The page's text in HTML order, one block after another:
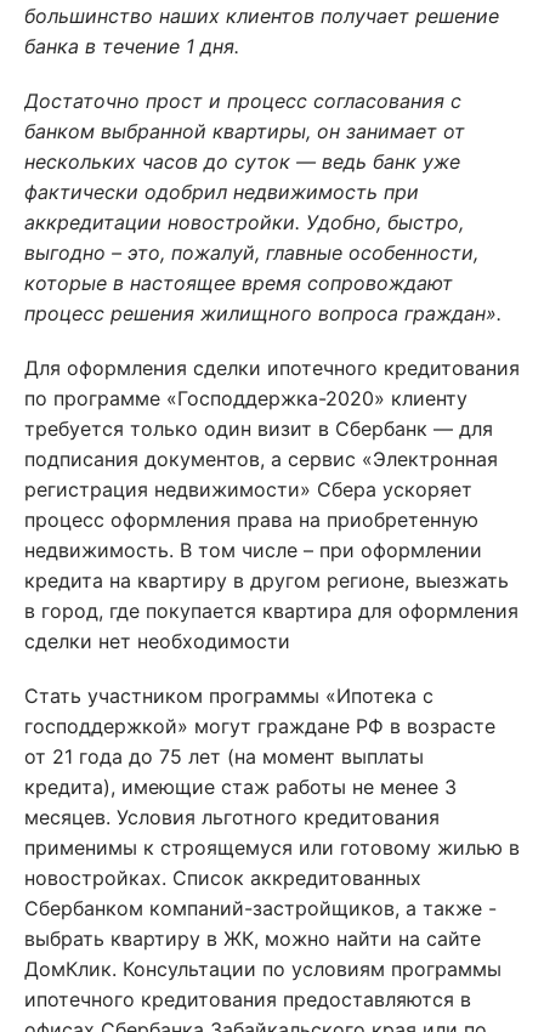
большинство наших клиентов получает решение
банка в течение 1 дня.
Достаточно прост и процесс согласования с
банком выбранной квартиры, он занимает от
нескольких часов до суток — ведь банк уже
фактически одобрил недвижимость при
аккредитации новостройки. Удобно, быстро,
выгодно – это, пожалуй, главные особенности,
которые в настоящее время сопровождают
процесс решения жилищного вопроса граждан».
Для оформления сделки ипотечного кредитования
по программе «Господдержка-2020» клиенту
требуется только один визит в Сбербанк — для
подписания документов, а сервис «Электронная
регистрация недвижимости» Сбера ускоряет
процесс оформления права на приобретенную
недвижимость. В том числе – при оформлении
кредита на квартиру в другом регионе, выезжать
в город, где покупается квартира для оформления
сделки нет необходимости
Стать участником программы «Ипотека с
господдержкой» могут граждане РФ в возрасте
от 21 года до 75 лет (на момент выплаты
кредита), имеющие стаж работы не менее 3
месяцев. Условия льготного кредитования
применимы к строящемуся или готовому жилью в
новостройках. Список аккредитованных
Сбербанком компаний-застройщиков, а также -
выбрать квартиру в ЖК, можно найти на сайте
ДомКлик. Консультации по условиям программы
ипотечного кредитования предоставляются в